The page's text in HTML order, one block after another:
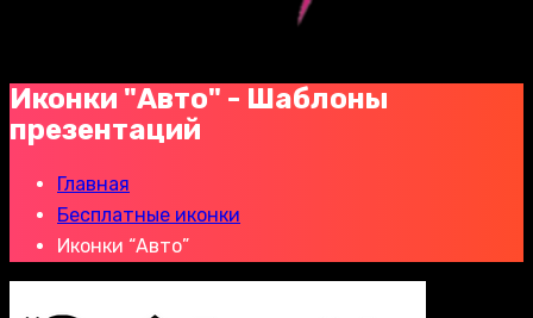
Иконки "Авто" - Шаблоны
презентаций
Главная
Бесплатные иконки
Иконки “Авто”